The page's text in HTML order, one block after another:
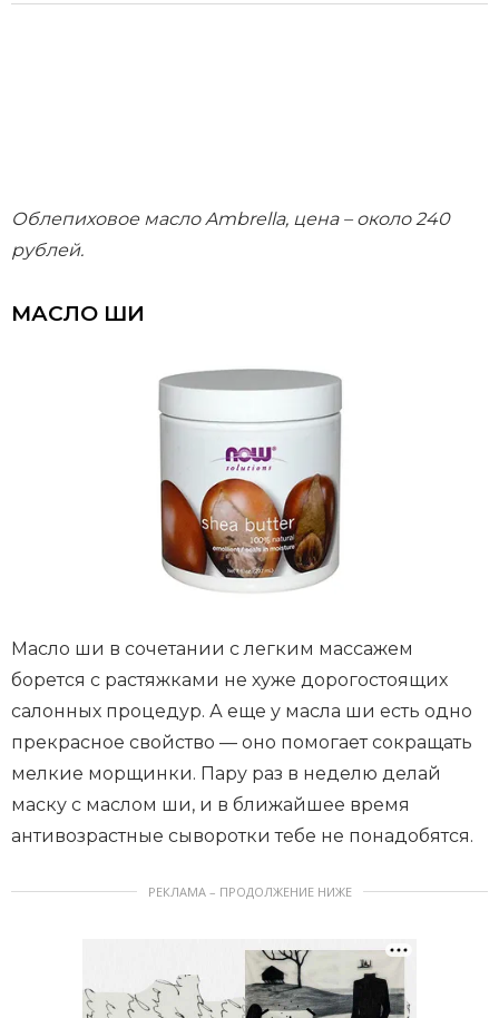
Облепиховое масло Ambrella, цена – около 240
рублей.
МАСЛО ШИ
Масло ши в сочетании с легким массажем
борется с растяжками не хуже дорогостоящих
салонных процедур. А еще у масла ши есть одно
прекрасное свойство — оно помогает сокращать
мелкие морщинки. Пару раз в неделю делай
маску с маслом ши, и в ближайшее время
антивозрастные сыворотки тебе не понадобятся.
РЕКЛАМА – ПРОДОЛЖЕНИЕ НИЖЕ